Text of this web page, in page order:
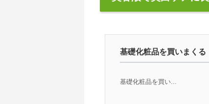
基礎化粧品を買いまくる
基礎化粧品を買い...